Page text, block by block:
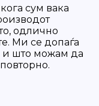
сум вака
одлично
Ми се допаѓа
и што можам да